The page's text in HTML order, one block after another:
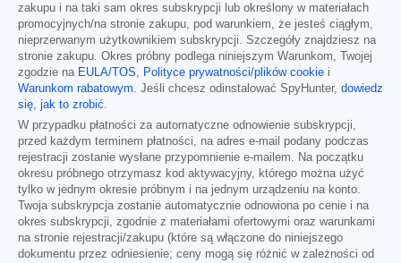
zakupu i na taki sam okres subskrypcji lub określony w materiałach
promocyjnych/na stronie zakupu, pod warunkiem, że jesteś ciągłym,
nieprzerwanym użytkownikiem subskrypcji. Szczegóły znajdziesz na
stronie zakupu. Okres próbny podlega niniejszym Warunkom, Twojej
zgodzie na EULA/TOS, Polityce prywatności/plików cookie i
Warunkom rabatowym. Jeśli chcesz odinstalować SpyHunter, dowiedz
się, jak to zrobić.
W przypadku płatności za automatyczne odnowienie subskrypcji,
przed każdym terminem płatności, na adres e-mail podany podczas
rejestracji zostanie wysłane przypomnienie e-mailem. Na początku
okresu próbnego otrzymasz kod aktywacyjny, którego można użyć
tylko w jednym okresie próbnym i na jednym urządzeniu na konto.
Twoja subskrypcja zostanie automatycznie odnowiona po cenie i na
okres subskrypcji, zgodnie z materiałami ofertowymi oraz warunkami
na stronie rejestracji/zakupu (które są włączone do niniejszego
dokumentu przez odniesienie; ceny mogą się różnić w zależności od